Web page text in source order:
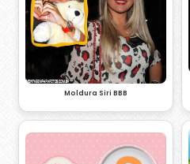
Moldura Siri BBB